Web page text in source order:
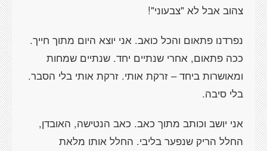
צהוב אבל לא "צבעוני"!
נפרדנו פתאום והכל כואב. אני יוצא היום מתוך חייך.
ככה פתאום, אחרי שנתיים יחד. שנתיים שמחות
ומאושרות ביחד – זרקת אותי. זרקת אותי בלי הסבר.
בלי סיבה.
אני יושב וכותב מתוך כאב. כאב הנטישה, האובדן,
החלל הריק שנפער בליבי. החלל אותו מלאת